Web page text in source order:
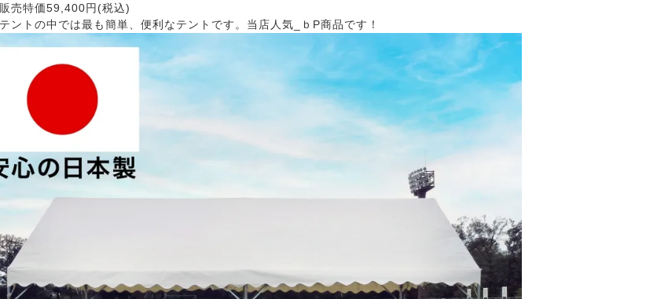
売特価59,400円(税込)
ントの中では最も簡単、便利なテントです。当店人気_ｂP商品です！